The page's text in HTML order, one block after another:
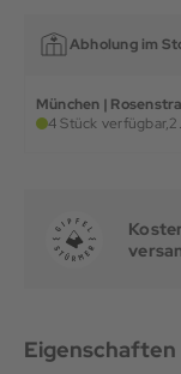
Abholung im
München |
4 Stück verfügbar,
Eigenschaften